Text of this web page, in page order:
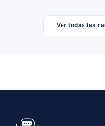
Ver todas las